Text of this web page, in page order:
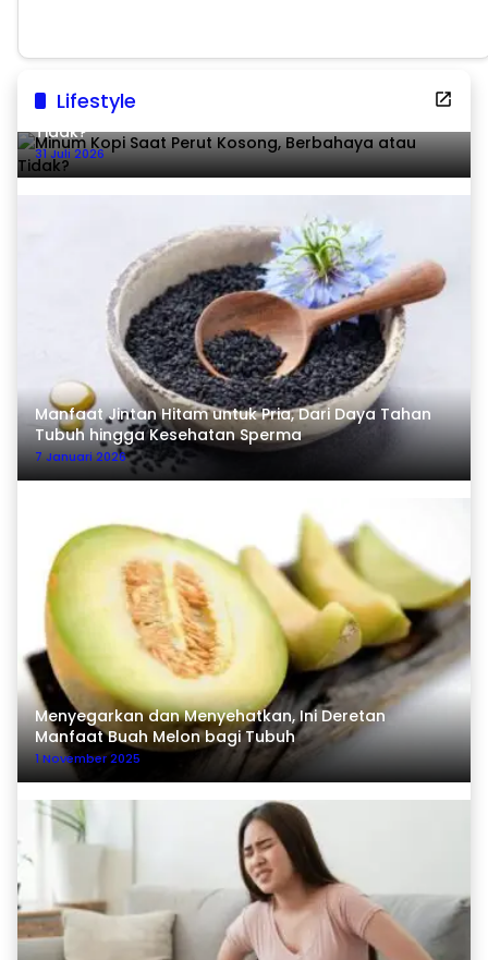
Lifestyle
Minum Kopi Saat Perut Kosong, Berbahaya atau
Tidak?
31 Juli 2026
Manfaat Jintan Hitam untuk Pria, Dari Daya Tahan
Tubuh hingga Kesehatan Sperma
7 Januari 2026
Menyegarkan dan Menyehatkan, Ini Deretan
Manfaat Buah Melon bagi Tubuh
1 November 2025